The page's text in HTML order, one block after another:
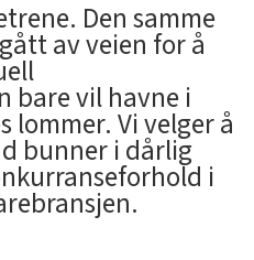
Den samme
av veien for å
bare vil havne i
lommer. Vi velger å
bunner i dårlig
i